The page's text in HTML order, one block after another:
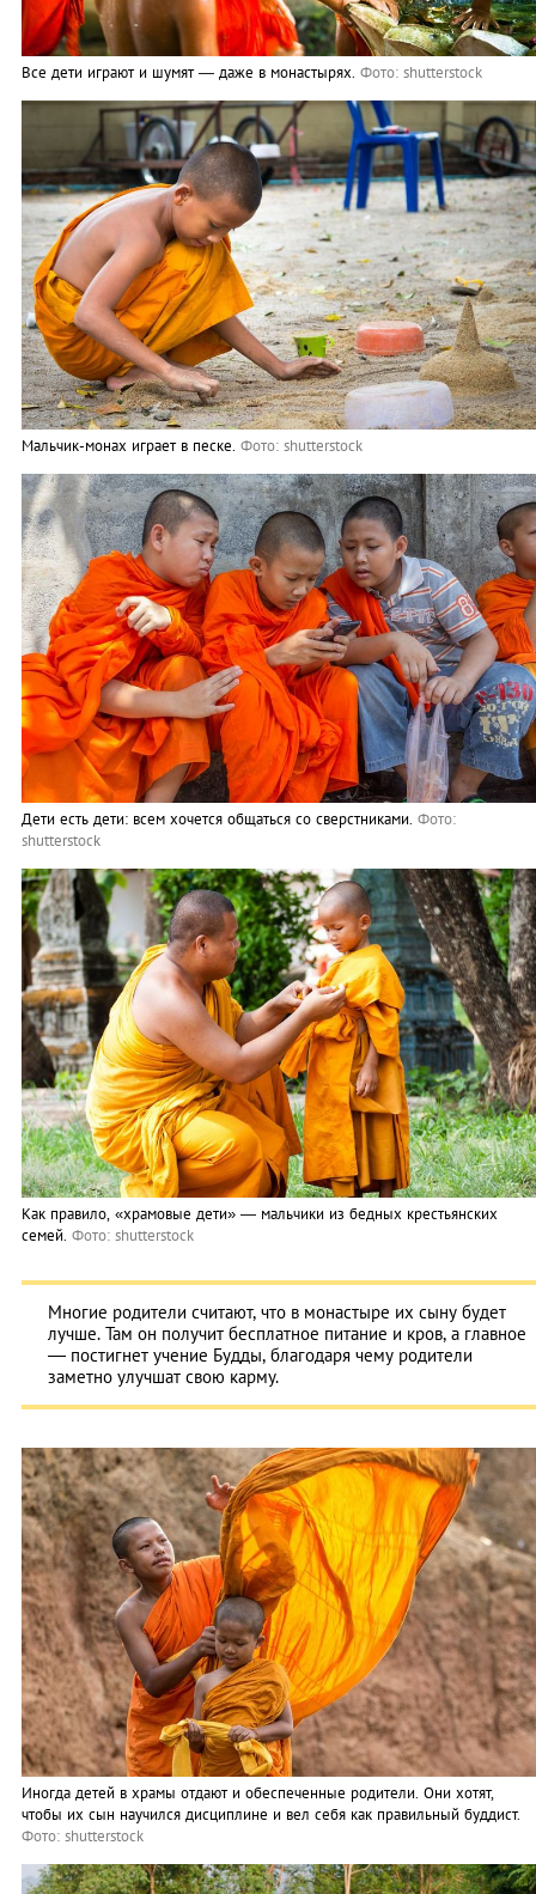
Все дети играют и шумят ― даже в монастырях. Фото: shutterstock
Мальчик-монах играет в песке. Фото: shutterstock
Дети есть дети: всем хочется общаться со сверстниками. Фото:
shutterstock
Как правило, «храмовые дети» ― мальчики из бедных крестьянских
семей. Фото: shutterstock
Многие родители считают, что в монастыре их сыну будет
лучше. Там он получит бесплатное питание и кров, а главное
― постигнет учение Будды, благодаря чему родители
заметно улучшат свою карму.
Иногда детей в храмы отдают и обеспеченные родители. Они хотят,
чтобы их сын научился дисциплине и вел себя как правильный буддист.
Фото: shutterstock